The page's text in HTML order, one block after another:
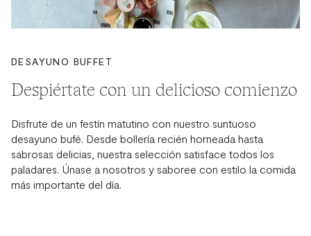
DESAYUNO BUFFET
Despiértate con un delicioso comienzo
Disfrute de un festín matutino con nuestro suntuoso
desayuno bufé. Desde bollería recién horneada hasta
sabrosas delicias, nuestra selección satisface todos los
paladares. Únase a nosotros y saboree con estilo la comida
más importante del día.